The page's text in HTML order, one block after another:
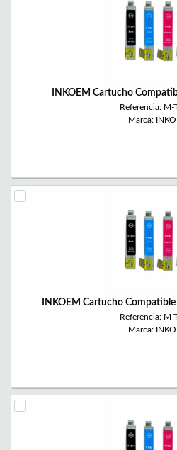
INKOEM Cartucho
Referencia: M-
Marca:
INKOEM Cartucho
Referencia: M-
Marca: